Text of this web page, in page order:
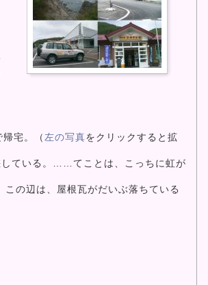
宅。（ 左の写真をクリックすると拡
している。……てことは、こっちに虹が
の辺は、屋根瓦がだいぶ落ちている